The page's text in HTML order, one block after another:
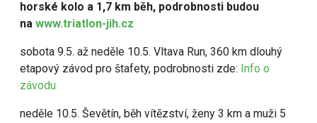
horské kolo a 1,7 km běh, podrobnosti budou
na www.triatlon-jih.cz
sobota 9.5. až neděle 10.5. Vltava Run, 360 km dlouhý
etapový závod pro štafety, podrobnosti zde: Info o
závodu
neděle 10.5. Ševětín, běh vítězství, ženy 3 km a muži 5